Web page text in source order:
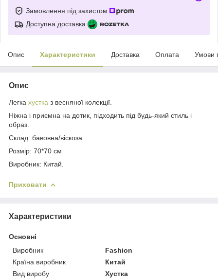
Замовлення під захистом
Доступна доставка
Опис Характеристики Доставка Оплата Умови
Опис
Легка хустка з весняної колекції.
Ніжна і приємна на дотик, підходить під будь-який стиль і
образ.
Склад: бавовна/віскоза.
Розмір: 70*70 см
Виробник: Китай.
Приховати
Характеристики
Основні
Виробник
Fashion
Країна виробник
Китай
Вид виробу
Хустка